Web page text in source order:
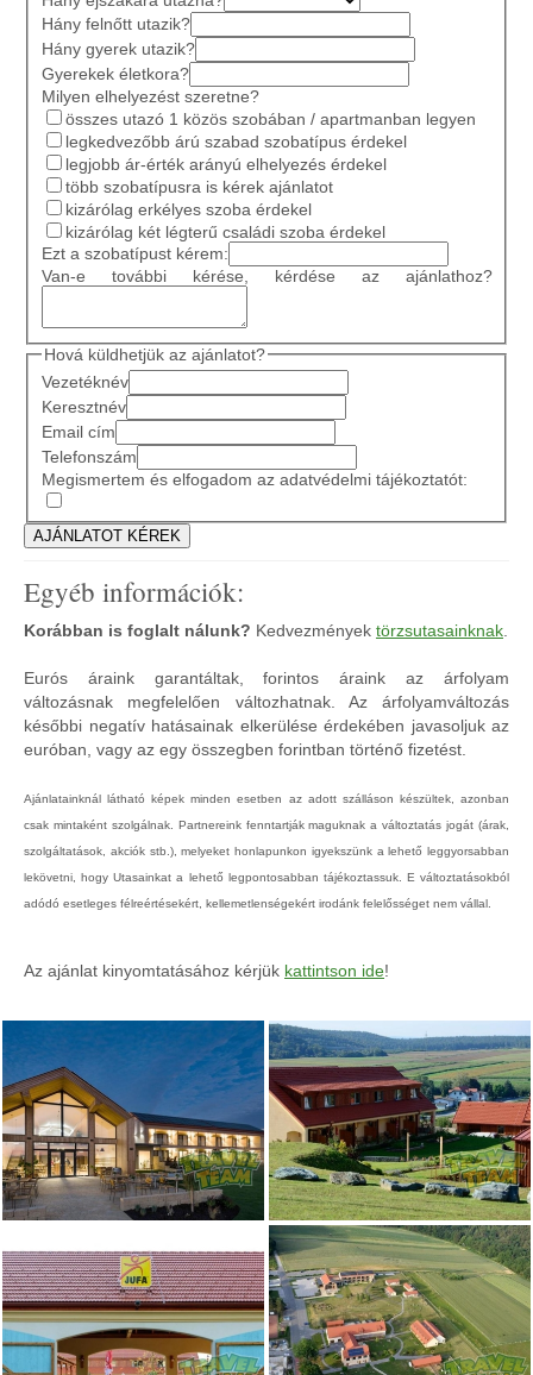
Hány felnőtt utazik?
Hány gyerek utazik?
Gyerekek életkora?
Milyen elhelyezést szeretne?
összes utazó 1 közös szobában / apartmanban legyen
legkedvezőbb árú szabad szobatípus érdekel
legjobb ár-érték arányú elhelyezés érdekel
több szobatípusra is kérek ajánlatot
kizárólag erkélyes szoba érdekel
kizárólag két légterű családi szoba érdekel
Ezt a szobatípust kérem:
Van-e további kérése, kérdése az ajánlathoz?
Hová küldhetjük az ajánlatot?
Vezetéknév
Keresztnév
Email cím
Telefonszám
Megismertem és elfogadom az adatvédelmi tájékoztatót:
Egyéb információk:
Korábban is foglalt nálunk? Kedvezmények törzsutasainknak.
Eurós áraink garantáltak, forintos áraink az árfolyam
változásnak megfelelően változhatnak. Az árfolyamváltozás
későbbi negatív hatásainak elkerülése érdekében javasoljuk az
euróban, vagy az egy összegben forintban történő fizetést.
Ajánlatainknál látható képek minden esetben az adott szálláson készültek, azonban
csak mintaként szolgálnak. Partnereink fenntartják maguknak a változtatás jogát (árak,
szolgáltatások, akciók stb.), melyeket honlapunkon igyekszünk a lehető leggyorsabban
lekövetni, hogy Utasainkat a lehető legpontosabban tájékoztassuk. E változtatásokból
adódó esetleges félreértésekért, kellemetlenségekért irodánk felelősséget nem vállal.
Az ajánlat kinyomtatásához kérjük kattintson ide!